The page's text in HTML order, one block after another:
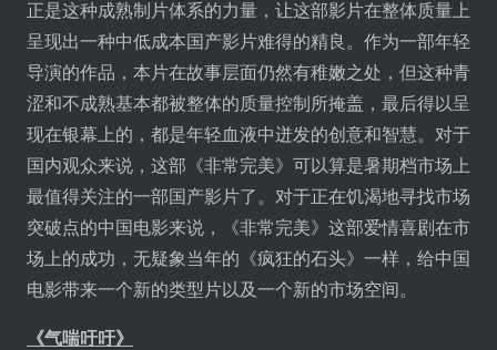
正是这种成熟制片体系的力量，让这部影片在整体质量上
呈现出一种中低成本国产影片难得的精良。作为一部年轻
导演的作品，本片在故事层面仍然有稚嫩之处，但这种青
涩和不成熟基本都被整体的质量控制所掩盖，最后得以呈
现在银幕上的，都是年轻血液中迸发的创意和智慧。对于
国内观众来说，这部《非常完美》可以算是暑期档市场上
最值得关注的一部国产影片了。对于正在饥渴地寻找市场
突破点的中国电影来说，《非常完美》这部爱情喜剧在市
场上的成功，无疑象当年的《疯狂的石头》一样，给中国
电影带来一个新的类型片以及一个新的市场空间。
《气喘吁吁》